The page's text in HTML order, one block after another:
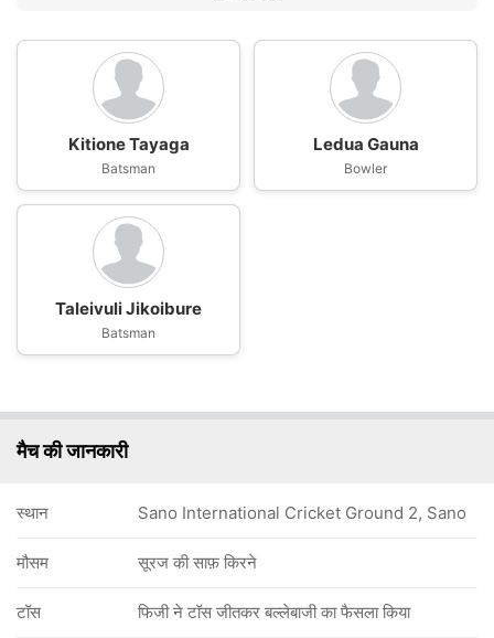
Kitione Tayaga
Batsman
Ledua Gauna
Bowler
Taleivuli Jikoibure
Batsman
मैच की जानकारी
स्थान Sano International Cricket Ground 2, Sano
मौसम सूरज की साफ़ किरने
टॉस फिजी ने टॉस जीतकर बल्लेबाजी का फैसला किया